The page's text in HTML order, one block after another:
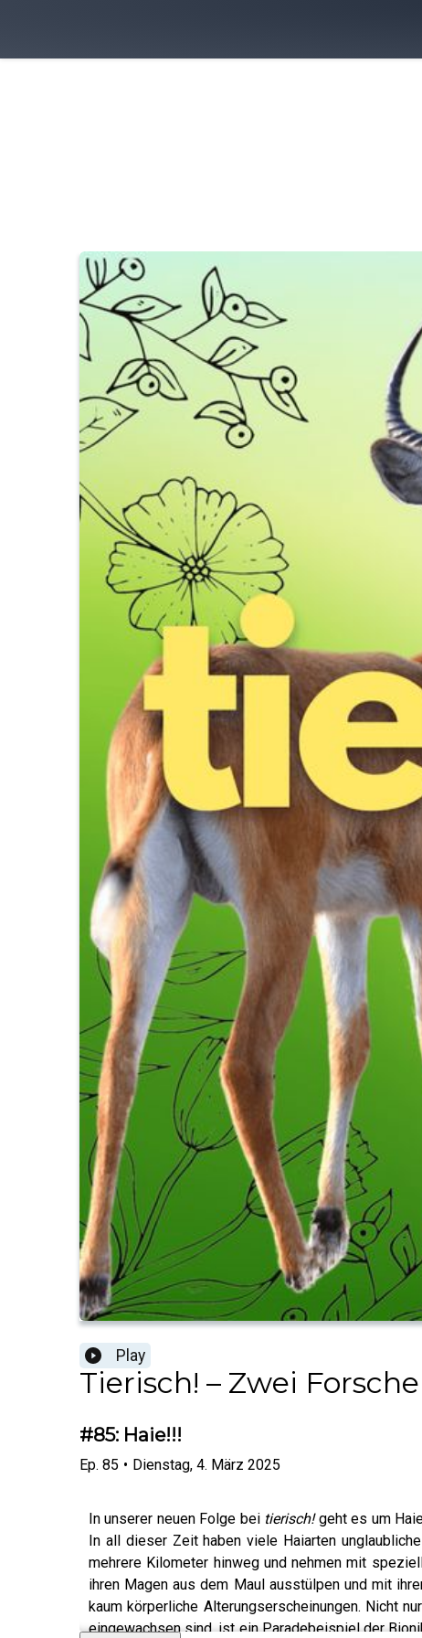
Play
Tierisch! – Zwei
#85: Haie!!!
Ep. 85 • Dienstag, 4. März 2025
In unserer neuen Folge bei tierisch!geht es um
In all dieser Zeit haben viele Haiarten
mehrere Kilometer hinweg und nehmen mit
ihren Magen aus dem Maul ausstülpen und mit
kaum körperliche Alterungserscheinungen. Nicht
eingewachsen sind, ist ein Paradebeispiel der